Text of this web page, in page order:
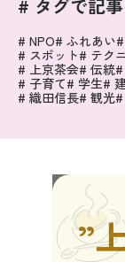
# タグで記
NPO ふれあい
スポット
テク
上京茶会
伝統
子育て
学生
織田信長
観光
”